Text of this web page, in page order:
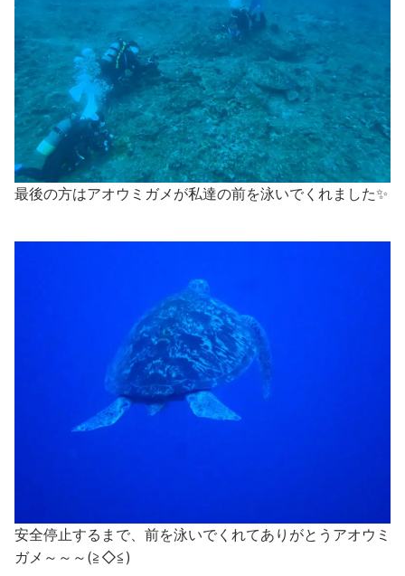
最後の方はアオウミガメが私達の前を泳いでくれました✨
安全停止するまで、前を泳いでくれてありがとうアオウミ
ガメ～～～(≧◇≦)